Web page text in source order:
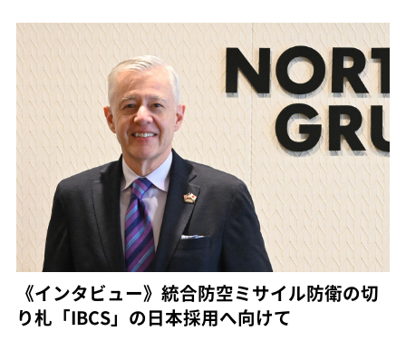
《インタビュー》統合防空ミサイル防衛の切
り札「IBCS」の日本採用へ向けて